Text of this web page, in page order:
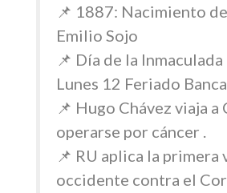
📌 1887: Nacimiento
Emilio Sojo
📌 Día de la
Lunes 12 Feriado
📌 Hugo Chávez viaja a
operarse por cáncer .
📌 RU aplica la primera
occidente contra el